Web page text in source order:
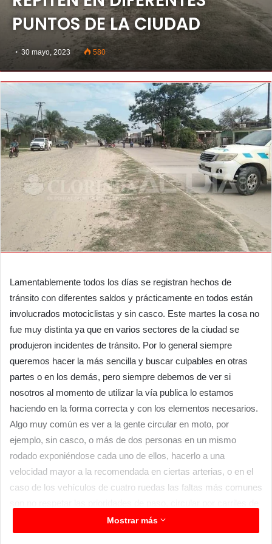
PUNTOS DE LA CIUDAD
30 mayo, 2023 580
Lamentablemente todos los días se registran hechos de
tránsito con diferentes saldos y prácticamente en todos están
involucrados motociclistas y sin casco. Este martes la cosa no
fue muy distinta ya que en varios sectores de la ciudad se
produjeron incidentes de tránsito. Por lo general siempre
queremos hacer la más sencilla y buscar culpables en otras
partes o en los demás, pero siempre debemos de ver si
nosotros al momento de utilizar la vía publica lo estamos
haciendo en la forma correcta y con los elementos necesarios.
Algo muy común es ver a la gente circular en moto, por
ejemplo, sin casco, o más de dos personas en un mismo
rodado exponiéndose cada uno de ellos, hacerlo a una
velocidad mayor a la recomendada en ciertas arterias, o en el
caso de los vehículos de cuatro ruedas las faltas más comunes
circulación rápida a velocidad lenta y sin las luces
correspondientes por mencionar algunas.
Mostrar más